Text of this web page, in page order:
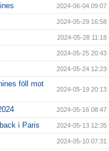
2024-06-04 09:07
2024-05-29 16:58
2024-05-28 11:18
2024-05-25 20:43
2024-05-24 12:23
föll mot
2024-05-19 20:13
2024-05-16 08:47
i Paris 2024-05-13 12:35
2024-05-10 07:31